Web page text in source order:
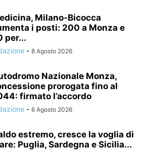
Milano-Bicocca
i posti: 200 a Monza e
per...
- 8 Agosto 2026
Nazionale Monza,
prorogata fino al
firmato l’accordo
- 6 Agosto 2026
estremo, cresce la voglia di
Puglia, Sardegna e Sicilia...